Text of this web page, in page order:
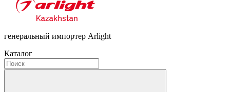
генеральный импортер Arlight
Каталог